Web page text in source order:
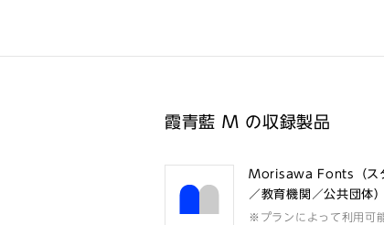
霞青藍 M の収録製品
Morisawa Fonts（ス
／教育機関／公共団体）
※プランによって利用可